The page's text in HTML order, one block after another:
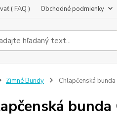
( FAQ ) Obchodné podmienky
Zimné Bundy Chlapčenská